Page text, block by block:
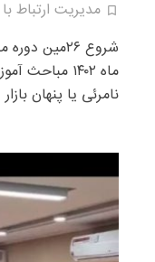
مدیریت ارتباط با
شروع
ماه ۱۴۰۲
نامرئی یا پنهان بازار